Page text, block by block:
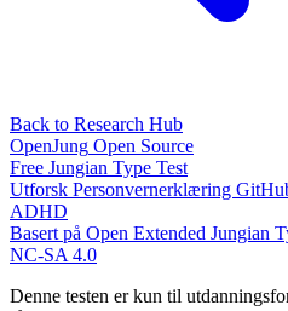
Back to Research Hub
OpenJung Open Source
Free Jungian Type Test
Utforsk Personvernerklæring
ADHD
Basert på Open Extended Jungian
NC-SA 4.0
Denne testen er kun til